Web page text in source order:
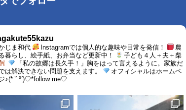
じま和代 Instagramでは個人的な趣味や日常を発信！
農
暮らし、絵手紙、お弁当など更新中！
子ども４人＋夫＋柴
「私の故郷は長久手！」胸をはって言えるように。家族だ
は解決できない問題を支えます。
オフィシャルはホームペ
♪(* ˘ ³˘)♡*follow me♡